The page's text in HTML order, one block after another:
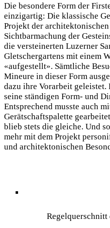
Die besondere Form der
einzigartig: Die klassische
Projekt der
Sichtbarmachung der
die versteinerten Luzerner
Gletschergartens mit einem
«aufgestellt». Sämtliche
Mineure in dieser Form
dazu ihre Vorarbeit geleistet.
seine ständigen Form- und
Entsprechend musste auch
Gerätschaftspalette
blieb stets die gleiche. Und
mehr mit dem Projekt
und architektonischen
Regelquerschnitt